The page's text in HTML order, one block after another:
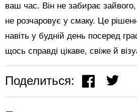
ваш час. Він не забирає
не розчаровує у смаку. Це
навіть у будній день посеред
щось справді цікаве, свіже й
Поделиться: